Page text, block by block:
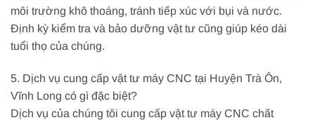
môi trường khô thoáng, tránh tiếp xúc với bụi và nước.
Định kỳ kiểm tra và bảo dưỡng vật tư cũng giúp kéo dài
tuổi thọ của chúng.
5. Dịch vụ cung cấp vật tư máy CNC tại Huyện Trà Ôn,
Vĩnh Long có gì đặc biệt?
Dịch vụ của chúng tôi cung cấp vật tư máy CNC chất